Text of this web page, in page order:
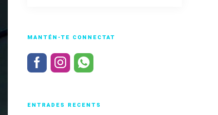
MANTÉN-TE CONNECTAT
ENTRADES RECENTS